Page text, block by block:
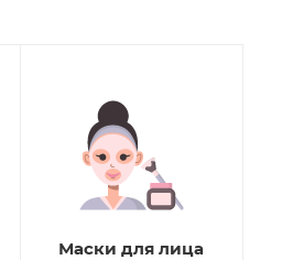
Маски для лица